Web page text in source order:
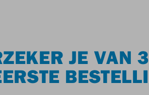
JE VAN